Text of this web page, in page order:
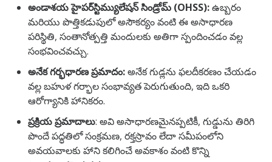
అండాశయ హైపర్‌స్టిమ్యులేషన్ సిండ్రోమ్ (OHSS):ఉబ్బరం
మరియు పొత్తికడుపులో అసౌకర్యం వంటి ఈ అసాధారణ
పరిస్థితి, సంతానోత్పత్తి మందులకు అతిగా స్పందించడం వల్ల
సంభవించవచ్చు.
అనేక గర్భధారణ ప్రమాదం:అనేక గుడ్లను ఫలదీకరణం చేయడం
వల్ల బహుళ గర్భాల సంభావ్యత పెరుగుతుంది, ఇది ఒకరి
ఆరోగ్యానికి హానికరం.
ప్రక్రియ ప్రమాదాలు: అవి అసాధారణమైనప్పటికీ, గుడ్డును తిరిగి
పొందే పద్ధతిలో సంక్రమణ, రక్తస్రావం లేదా సమీపంలోని
అవయవాలకు హాని కలిగించే అవకాశం వంటి కొన్ని